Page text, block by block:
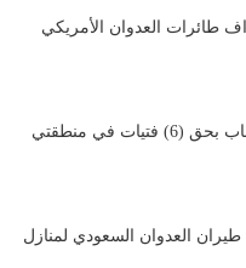
طائرات العدوان الأمريكي
بيان إدانة جريمة الاغتصاب بحق (6) فتيات في منطقتي
العدوان السعودي لمنازل